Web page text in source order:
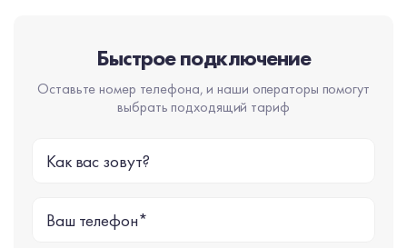
Быстрое подключение
Оставьте номер телефона, и наши операторы помогут
выбрать подходящий тариф
Как вас зовут?
Ваш телефон*